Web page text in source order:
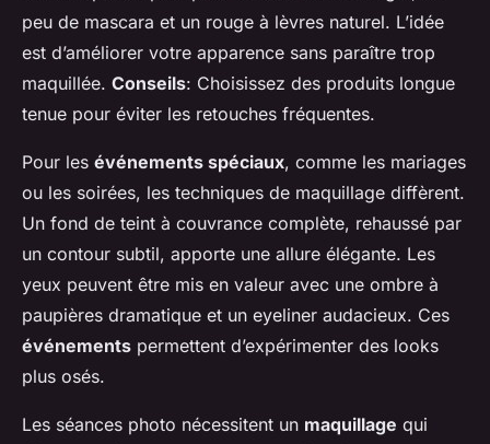
peu de mascara et un rouge à lèvres naturel. L’idée
est d’améliorer votre apparence sans paraître trop
maquillée. Conseils: Choisissez des produits longue
tenue pour éviter les retouches fréquentes.
Pour les événements spéciaux, comme les mariages
ou les soirées, les techniques de maquillage diffèrent.
Un fond de teint à couvrance complète, rehaussé par
un contour subtil, apporte une allure élégante. Les
yeux peuvent être mis en valeur avec une ombre à
paupières dramatique et un eyeliner audacieux. Ces
événements permettent d’expérimenter des looks
plus osés.
Les séances photo nécessitent un maquillage qui